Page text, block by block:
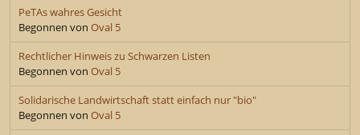
PeTAs wahres Gesicht
Begonnen von Oval 5
Rechtlicher Hinweis zu Schwarzen Listen
Begonnen von Oval 5
Solidarische Landwirtschaft statt einfach nur "bio"
Begonnen von Oval 5